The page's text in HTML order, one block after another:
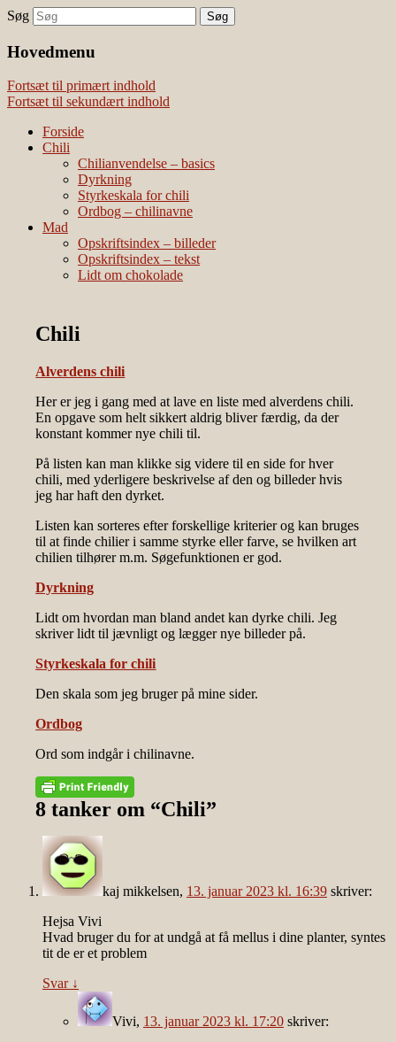
Vivis chili
Søg
Hovedmenu
Fortsæt til primært indhold
Fortsæt til sekundært indhold
Forside
Chili
Chilianvendelse – basics
Dyrkning
Styrkeskala for chili
Ordbog – chilinavne
Mad
Opskriftsindex – billeder
Opskriftsindex – tekst
Lidt om chokolade
Chili
Alverdens chili
Her er jeg i gang med at lave en liste med alverdens chili.
En opgave som helt sikkert aldrig bliver færdig, da der
konstant kommer nye chili til.
På listen kan man klikke sig videre til en side for hver
chili, med yderligere beskrivelse af den og billeder hvis
jeg har haft den dyrket.
Listen kan sorteres efter forskellige kriterier og kan bruges
til at finde chilier i samme styrke eller farve, se hvilken art
chilien tilhører m.m. Søgefunktionen er god.
Dyrkning
Lidt om hvordan man bland andet kan dyrke chili. Jeg
skriver lidt til jævnligt og lægger nye billeder på.
Styrkeskala for chili
Den skala som jeg bruger på mine sider.
Ordbog
Ord som indgår i chilinavne.
8 tanker om “Chili”
kaj mikkelsen, 13. januar 2023 kl. 16:39 skriver:
Hejsa Vivi
Hvad bruger du for at undgå at få mellus i dine planter, syntes
tit de er et problem
Svar ↓
Vivi, 13. januar 2023 kl. 17:20 skriver: